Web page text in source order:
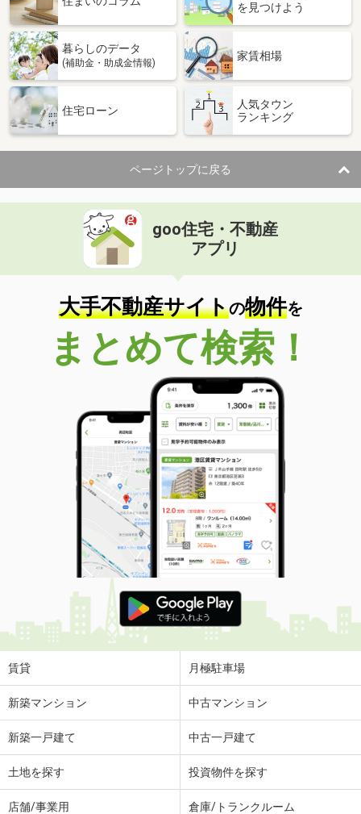
を見つけよう
暮らしのデータ
(補助金・助成金情報)
家賃相場
住宅ローン
人気タウン
ランキング
ページトップに戻る
goo住宅・不動産
アプリ
大手不動産サイトの物件を
まとめて検索！
賃貸 月極駐車場
新築マンション 中古マンション
新築一戸建て 中古一戸建て
土地を探す 投資物件を探す
店舗/事業用 倉庫/トランクルーム